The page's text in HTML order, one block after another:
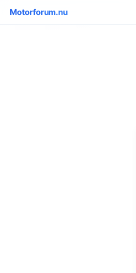
Motorforum.nu